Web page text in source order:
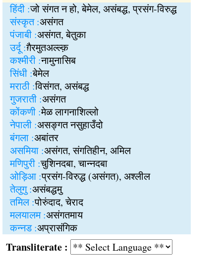
हिंदी :जो संगत न हो, बेमेल, असंबद्ध, प्रसंग-विरुद्ध
संस्कृत :असंगत
पंजाबी :असंगत, बेतुका
उर्दू :ग़ैरमुतअल्ल्क़
कश्मीरी :नामुनासिब
सिंधी :बेमेल
मराठी :विसंगत, असंबद्ध
गुजराती :असंगत
कोंकणी :मेळ लागनाशिल्लो
नेपाली :असङ्गत नसुहाउँदो
बंगला :अबांतर
असमिया :असंगत, संगतिहीन, अमिल
मणिपुरी :चुशिनदबा, चान्नदबा
ओड़िआ :प्रसंग-विरुद्ध (असंगत), अश्लील
तेलुगु :असंबद्धमु
तमिल :पोरुंदाद, चेराद
मलयालम :असंगतमाय
कन्नड :अप्रासंगिक
: